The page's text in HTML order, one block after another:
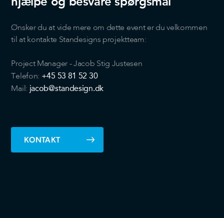
Ønsker du at vide mere om dette event er du velkommen
til at kontakte Standesigns projektteam:
Project Manager - Jacob Stig Justesen
Telefon: +45 53 81 52 30
Mail: jacob@standesign.dk
KONTAKT